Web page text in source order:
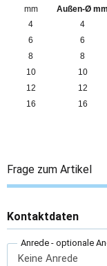
mm
Außen-Ø mm
4
4
6
6
8
8
10
10
12
12
16
16
Frage zum Artikel
Kontaktdaten
Anrede - optionale